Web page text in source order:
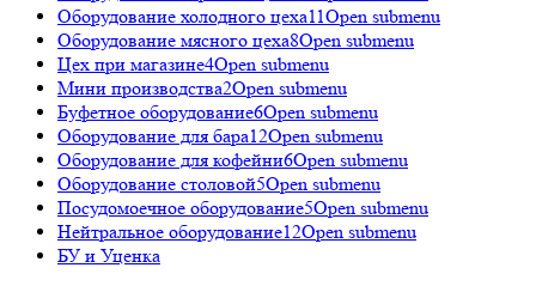
Оборудование холодного цеха11Open submenu
Оборудование мясного цеха8Open submenu
Цех при магазине4Open submenu
Мини производства2Open submenu
Буфетное оборудование6Open submenu
Оборудование для бара12Open submenu
Оборудование для кофейни6Open submenu
Оборудование столовой5Open submenu
Посудомоечное оборудование5Open submenu
Нейтральное оборудование12Open submenu
БУ и Уценка